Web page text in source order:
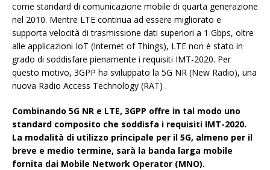
come standard di comunicazione mobile di quarta generazione
nel 2010. Mentre LTE continua ad essere migliorato e
supporta velocità di trasmissione dati superiori a 1 Gbps, oltre
alle applicazioni IoT (Internet of Things), LTE non è stato in
grado di soddisfare pienamente i requisiti IMT-2020. Per
questo motivo, 3GPP ha sviluppato la 5G NR (New Radio), una
nuova Radio Access Technology (RAT) .
Combinando 5G NR e LTE, 3GPP offre in tal modo uno
standard composito che soddisfa i requisiti IMT-2020.
La modalità di utilizzo principale per il 5G, almeno per il
breve e medio termine, sarà la banda larga mobile
fornita dai Mobile Network Operator (MNO).